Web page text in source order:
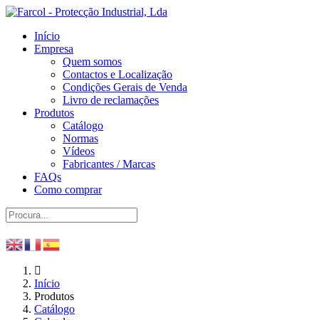
Início
Empresa
Quem somos
Contactos e Localização
Condições Gerais de Venda
Livro de reclamações
Produtos
Catálogo
Normas
Vídeos
Fabricantes / Marcas
FAQs
Como comprar
Início
Produtos
Catálogo